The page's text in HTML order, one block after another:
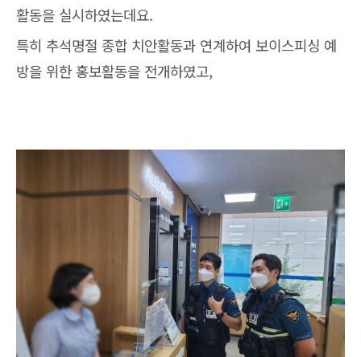
활동을 실시하였는데요.
특히 추석명절 종합 치안활동과 연계하여 보이스피싱 예
방을 위한 홍보활동을 전개하였고,